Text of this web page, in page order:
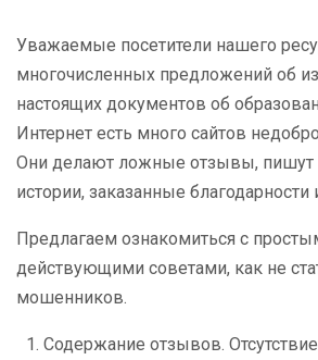
Уважаемые посетители нашего
многочисленных предложений об
настоящих документов об
Интернет есть много сайтов
Они делают ложные отзывы, пишут
истории, заказанные благодарности
Предлагаем ознакомиться с
действующими советами, как не
мошенников.
Содержание отзывов.